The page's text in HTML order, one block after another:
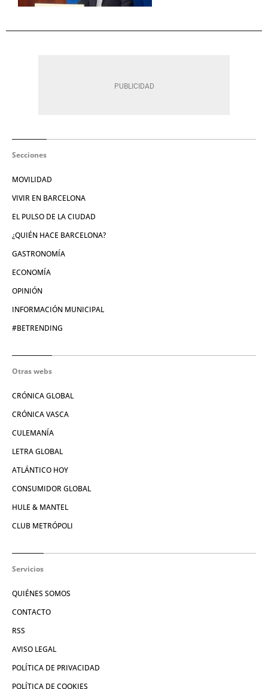
Secciones
MOVILIDAD
VIVIR EN BARCELONA
EL PULSO DE LA CIUDAD
¿QUIÉN HACE BARCELONA?
GASTRONOMÍA
ECONOMÍA
OPINIÓN
INFORMACIÓN MUNICIPAL
#BETRENDING
Otras webs
CRÓNICA GLOBAL
CRÓNICA VASCA
CULEMANÍA
LETRA GLOBAL
ATLÁNTICO HOY
CONSUMIDOR GLOBAL
HULE & MANTEL
CLUB METRÓPOLI
Servicios
QUIÉNES SOMOS
CONTACTO
RSS
AVISO LEGAL
POLÍTICA DE PRIVACIDAD
POLÍTICA DE COOKIES